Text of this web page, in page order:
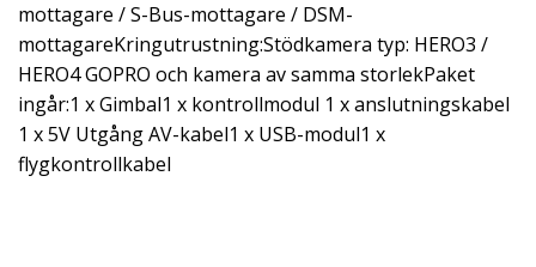
mottagare / S-Bus-mottagare / DSM-
mottagareKringutrustning:Stödkamera typ: HERO3 /
HERO4 GOPRO och kamera av samma storlekPaket
ingår:1 x Gimbal1 x kontrollmodul 1 x anslutningskabel
1 x 5V Utgång AV-kabel1 x USB-modul1 x
flygkontrollkabel